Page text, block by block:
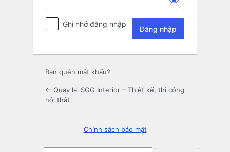
Ghi nhớ đăng nhập
Bạn quên mật khẩu?
← Quay lại SGG Interior – Thiết kế, thi công
nội thất
Chính sách bảo mật